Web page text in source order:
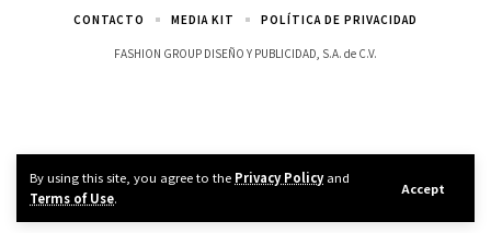
By using this site, you agree to the Privacy Policyand
Terms of Use.
Accept
FASHION GROUP DISEÑO Y PUBLICIDAD, S.A. de C.V.
CONTACTO MEDIA KIT POLÍTICA DE PRIVACIDAD